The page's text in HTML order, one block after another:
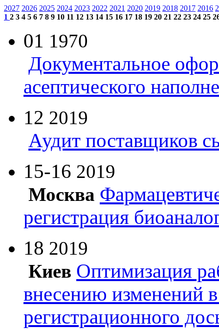
2027 2026 2025 2024 2023 2022 2021 2020 2019 2018 2017 2016
1 2 3 4 5 6 7 8 9 10 11 12 13 14 15 16 17 18 19 20 21 22 23 24 25
01 1970
Документальное
асептического
12 2019
Аудит поставщиков
15-16 2019
Москва
регистрация
18 2019
Киев Оптимизация
внесению изменений
регистрационного